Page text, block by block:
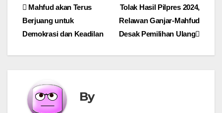
Post
navigation
Tolak Hasil Pilpres 2024,
Relawan Ganjar-Mahfud
Desak Pemilihan Ulang
Mahfud akan Terus
Berjuang untuk
Demokrasi dan Keadilan
By